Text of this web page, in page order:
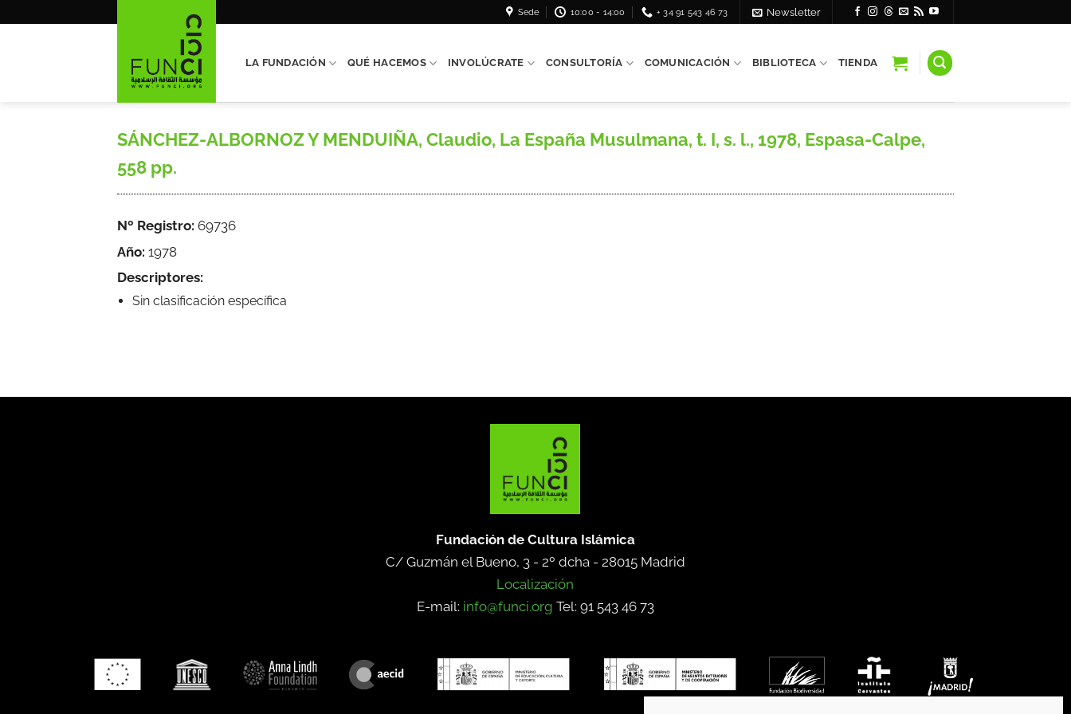
Sede 10:00 - 14:00 + 34 91 543 46 73 Newsletter
LA FUNDACIÓN QUÉ HACEMOS INVOLÚCRATE CONSULTORÍA COMUNICACIÓN BIBLIOTECA TIENDA
SÁNCHEZ-ALBORNOZ Y MENDUIÑA, Claudio, La España Musulmana, t. I, s. l., 1978, Espasa-Calpe,
558 pp.
Nº Registro: 69736
Año: 1978
Descriptores:
Sin clasificación específica
Fundación de Cultura Islámica
C/ Guzmán el Bueno, 3 - 2º dcha - 28015 Madrid
Localización
E-mail: info@funci.org Tel: 91 543 46 73